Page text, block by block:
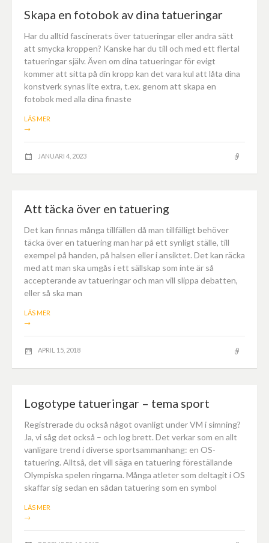
Skapa en fotobok av dina tatueringar
Har du alltid fascinerats över tatueringar eller andra sätt
att smycka kroppen? Kanske har du till och med ett flertal
tatueringar själv. Även om dina tatueringar för evigt
kommer att sitta på din kropp kan det vara kul att låta dina
konstverk synas lite extra, t.ex. genom att skapa en
fotobok med alla dina finaste
LÄS MER
→
JANUARI 4, 2023
Att täcka över en tatuering
Det kan finnas många tillfällen då man tillfälligt behöver
täcka över en tatuering man har på ett synligt ställe, till
exempel på handen, på halsen eller i ansiktet. Det kan räcka
med att man ska umgås i ett sällskap som inte är så
accepterande av tatueringar och man vill slippa debatten,
eller så ska man
LÄS MER
→
APRIL 15, 2018
Logotype tatueringar – tema sport
Registrerade du också något ovanligt under VM i simning?
Ja, vi såg det också – och log brett. Det verkar som en allt
vanligare trend i diverse sportsammanhang: en OS-
tatuering. Alltså, det vill säga en tatuering föreställande
Olympiska spelen ringarna. Många atleter som deltagit i OS
skaffar sig sedan en sådan tatuering som en symbol
LÄS MER
→